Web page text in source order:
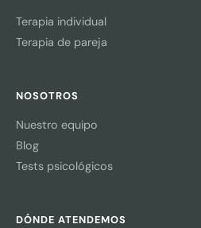
Terapia individual
Terapia de pareja
NOSOTROS
Nuestro equipo
Blog
Tests psicológicos
DÓNDE ATENDEMOS